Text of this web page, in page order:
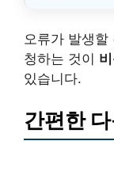
오류가 발생할
청하는 것이
있습니다.
간편한